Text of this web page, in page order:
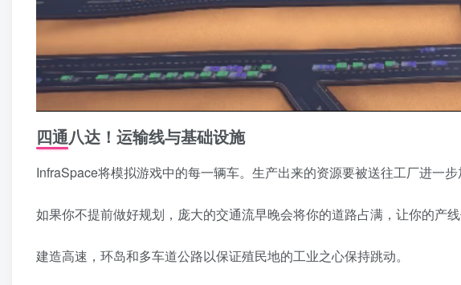
四通八达！运输线与基础设施
InfraSpace将模拟游戏中的每一辆车。生产出来的资源要被送往工厂进一
如果你不提前做好规划，庞大的交通流早晚会将你的道路占满，让你的产线
建造高速，环岛和多车道公路以保证殖民地的工业之心保持跳动。